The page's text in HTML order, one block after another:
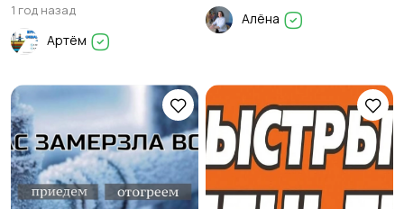
1 год назад
Артём
Алёна